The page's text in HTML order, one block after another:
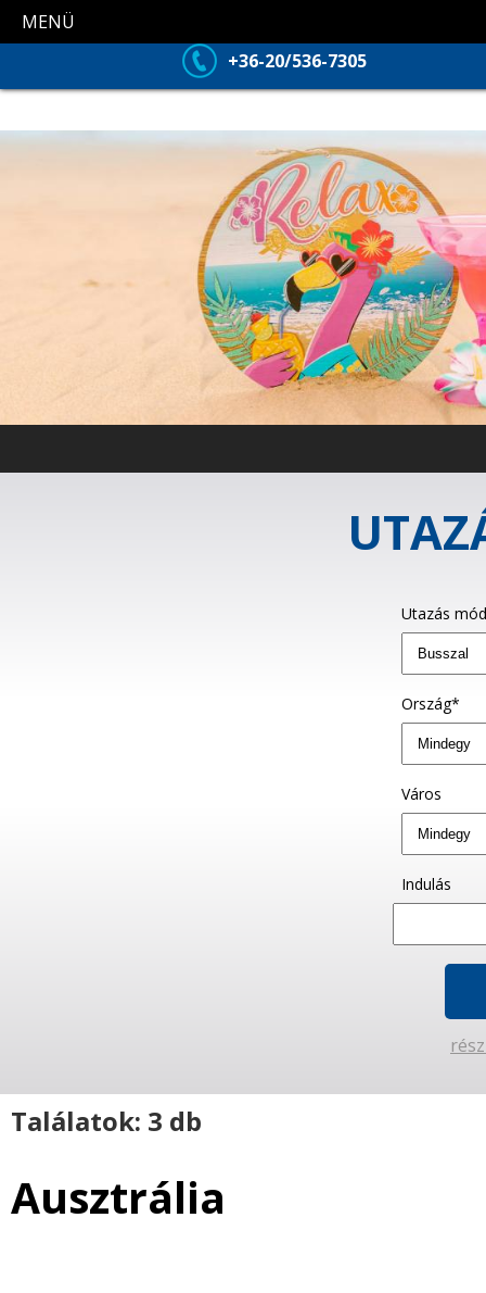
MENÜ
+36-20/536-7305
Utazás
Ország*
Város
Indulás
Találatok: 3 db
Ausztrália